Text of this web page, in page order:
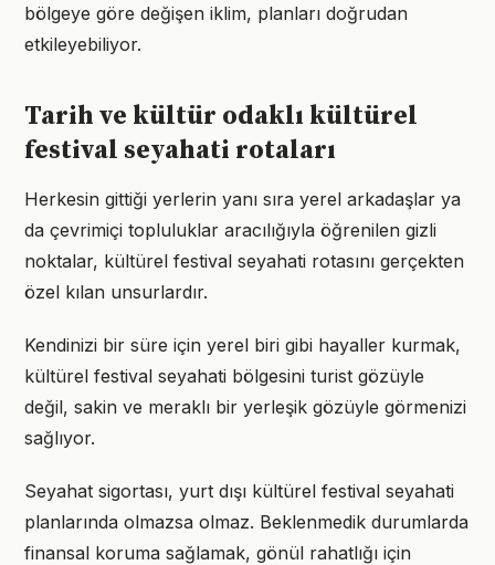
bölgeye göre değişen iklim, planları doğrudan
etkileyebiliyor.
Tarih ve kültür odaklı kültürel
festival seyahati rotaları
Herkesin gittiği yerlerin yanı sıra yerel arkadaşlar ya
da çevrimiçi topluluklar aracılığıyla öğrenilen gizli
noktalar, kültürel festival seyahati rotasını gerçekten
özel kılan unsurlardır.
Kendinizi bir süre için yerel biri gibi hayaller kurmak,
kültürel festival seyahati bölgesini turist gözüyle
değil, sakin ve meraklı bir yerleşik gözüyle görmenizi
sağlıyor.
Seyahat sigortası, yurt dışı kültürel festival seyahati
planlarında olmazsa olmaz. Beklenmedik durumlarda
finansal koruma sağlamak, gönül rahatlığı için